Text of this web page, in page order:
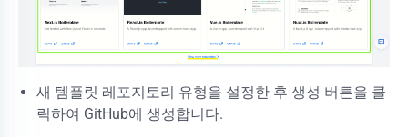
새 템플릿 레포지토리 유형을 설정한 후 생성 버튼을 클
릭하여 GitHub에 생성합니다.